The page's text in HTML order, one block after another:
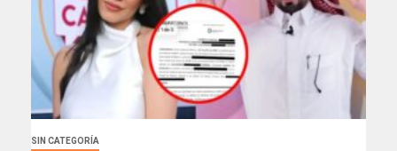
SIN CATEGORÍA